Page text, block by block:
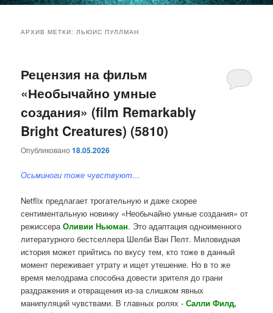
основному
содержимому
дополнительному
содержимому
АРХИВ МЕТКИ:ЛЬЮИС ПУЛЛМАН
Рецензия на фильм
«Необычайно умные
создания» (film Remarkably
Bright Creatures) (5810)
Опубликовано18.05.2026
Осьминоги тоже чувствуют…
Netflix предлагает трогательную и даже скорее
сентиментальную новинку «Необычайно умные создания» от
режиссераОливии Ньюман. Это адаптация одноименного
литературного бестселлера Шелби Ван Пелт. Миловидная
история может прийтись по вкусу тем, кто тоже в данный
момент переживает утрату и ищет утешение. Но в то же
время мелодрама способна довести зрителя до грани
раздражения и отвращения из-за слишком явных
манипуляций чувствами. В главных ролях -Салли Филд,